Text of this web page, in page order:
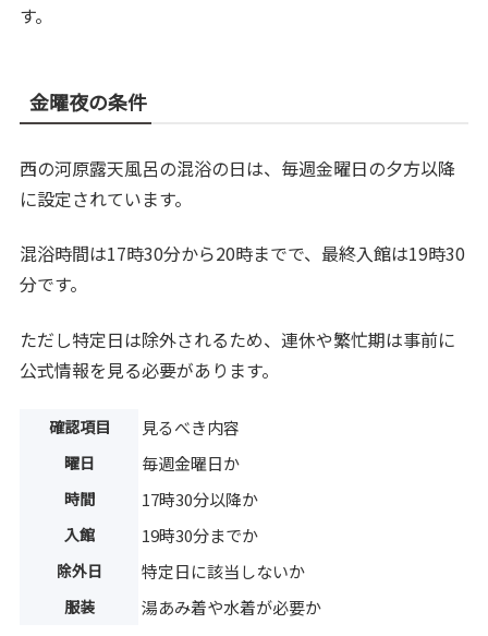
す。
金曜夜の条件
西の河原露天風呂の混浴の日は、毎週金曜日の夕方以降
に設定されています。
混浴時間は17時30分から20時までで、最終入館は19時30
分です。
ただし特定日は除外されるため、連休や繁忙期は事前に
公式情報を見る必要があります。
確認項目 見るべき内容
曜日 毎週金曜日か
時間 17時30分以降か
入館 19時30分までか
除外日 特定日に該当しないか
服装 湯あみ着や水着が必要か